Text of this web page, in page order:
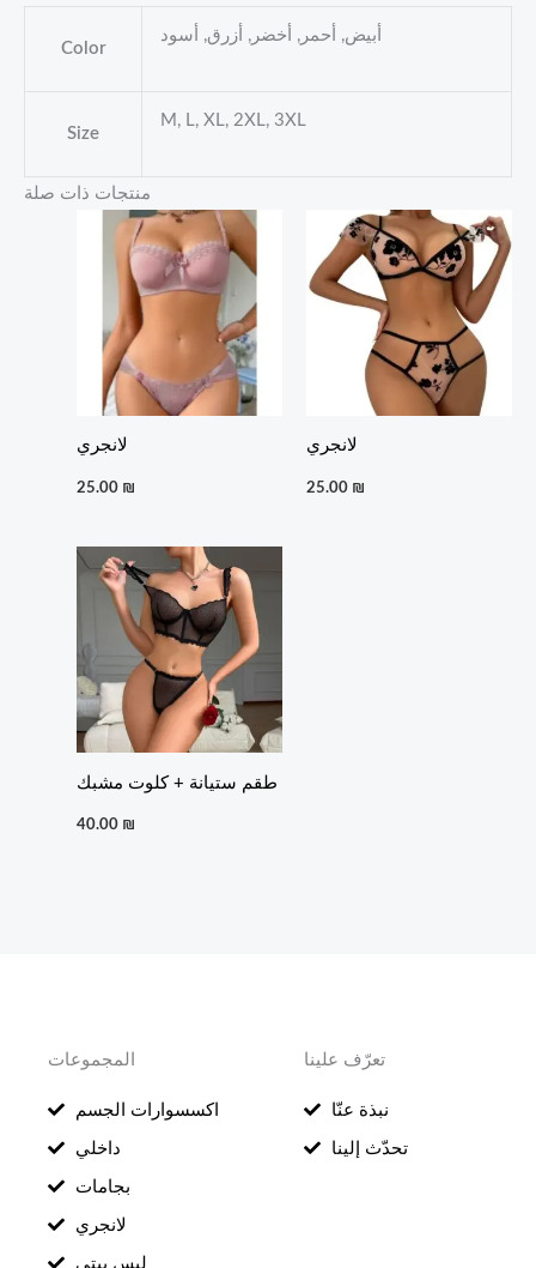
Color
أبيض, أحمر, أخضر, أزرق, أسود
Size
M, L, XL, 2XL, 3XL
منتجات ذات صلة
لانجري
25.00 ₪
لانجري
25.00 ₪
طقم ستيانة + كلوت مشبك
40.00 ₪
المجموعات
اكسسوارات الجسم
داخلي
بجامات
لانجري
لبس بيتي
تعرّف علينا
نبذة عنّا
تحدّث إلينا